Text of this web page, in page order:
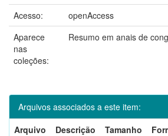
Acesso:
openAccess
Aparece
nas
coleções:
Resumo em anais de
Arquivos associados a este item:
Arquivo
Descrição Tamanho